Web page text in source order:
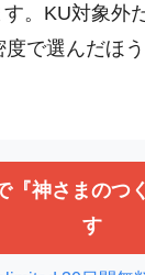
。KU対象外
で選んだほ
『神さまのつ
す